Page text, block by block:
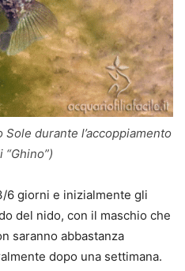
durante l’accoppiamento
“Ghino”)
6 giorni e inizialmente gli
del nido, con il maschio che
saranno abbastanza
dopo una settimana.